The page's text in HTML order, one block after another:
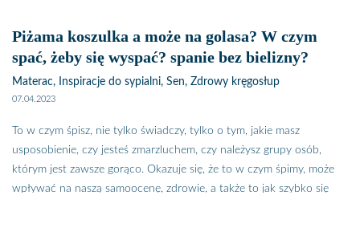
Piżama koszulka a może na golasa? W czym
spać, żeby się wyspać? spanie bez bielizny?
Materac, Inspiracje do sypialni, Sen, Zdrowy kręgosłup
07.04.2023
To w czym śpisz, nie tylko świadczy, tylko o tym, jakie masz
usposobienie, czy jesteś zmarzluchem, czy należysz grupy osób,
którym jest zawsze gorąco. Okazuje się, że to w czym śpimy, może
wpływać na naszą samoocenę, zdrowie, a także to jak szybko się